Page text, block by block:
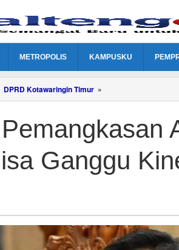
METROPOLIS KAMPUSKU
DPRD Kotawaringin Timur »
Pemangkasan
Satpol
PP,
Bisa
Ganggu
Kinerja
Ganggu